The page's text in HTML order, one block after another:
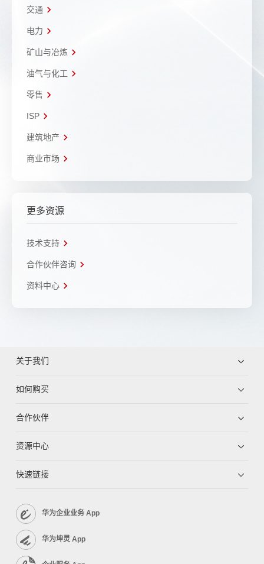
交通
电力
矿山与冶炼
油气与化工
零售
ISP
建筑地产
商业市场
更多资源
技术支持
合作伙伴咨询
资料中心
关于我们
如何购买
合作伙伴
资源中心
快速链接
华为企业业务 App
华为坤灵 App